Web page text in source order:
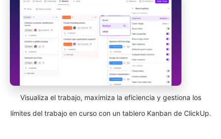
Visualiza el trabajo, maximiza la eficiencia y gestiona los
límites del trabajo en curso con un tablero Kanban de ClickUp.